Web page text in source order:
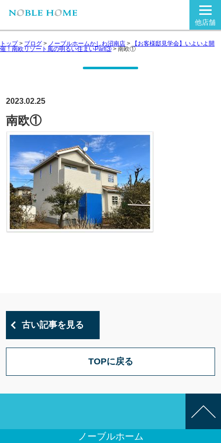
他店舗
トップ> ブログ > ノーブルホームかしわ沼南店 > 【お客様邸見学会】いよいよ開
催！南欧リゾート風の明るい住まいPart③ > 南欧①
2023.02.25
南欧①
古い記事を見る
TOPに戻る
ノーブルホーム